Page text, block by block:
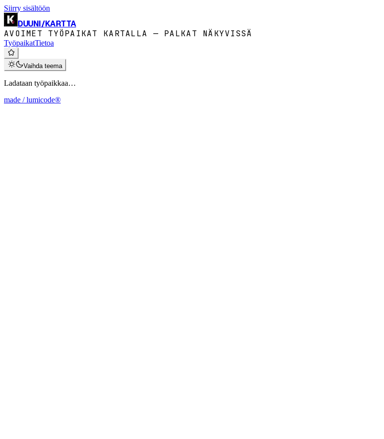
Siirry sisältöön
DUUNI/KARTTA
AVOIMET TYÖPAIKAT KARTALLA — PALKAT NÄKYVISSÄ
TyöpaikatTietoa
Vaihda teema
Ladataan työpaikkaa…
made / lumicode®